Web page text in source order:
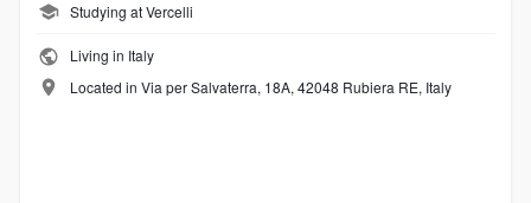
Studying at Vercelli
Living in Italy
Located in Via per Salvaterra, 18A, 42048 Rubiera RE, Italy